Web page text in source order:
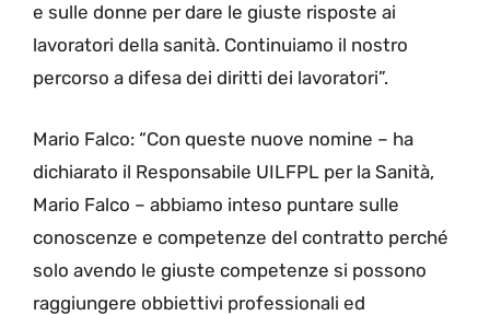
e sulle donne per dare le giuste risposte ai
lavoratori della sanità. Continuiamo il nostro
percorso a difesa dei diritti dei lavoratori”.
Mario Falco: “Con queste nuove nomine – ha
dichiarato il Responsabile UILFPL per la Sanità,
Mario Falco – abbiamo inteso puntare sulle
conoscenze e competenze del contratto perché
solo avendo le giuste competenze si possono
raggiungere obbiettivi professionali ed